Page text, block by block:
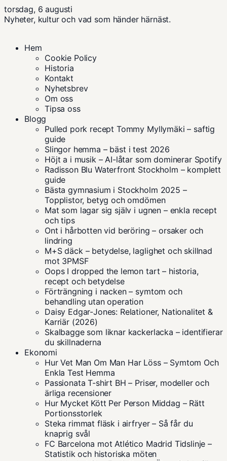
torsdag, 6 augusti
Nyheter, kultur och vad som händer härnäst.
Hem
Cookie Policy
Historia
Kontakt
Nyhetsbrev
Om oss
Tipsa oss
Blogg
Pulled pork recept Tommy Myllymäki – saftig
guide
Slingor hemma – bäst i test 2026
Höjt a i musik – AI-låtar som dominerar Spotify
Radisson Blu Waterfront Stockholm – komplett
guide
Bästa gymnasium i Stockholm 2025 –
Topplistor, betyg och omdömen
Mat som lagar sig själv i ugnen – enkla recept
och tips
Ont i hårbotten vid beröring – orsaker och
lindring
M+S däck – betydelse, laglighet och skillnad
mot 3PMSF
Oops I dropped the lemon tart – historia,
recept och betydelse
Förträngning i nacken – symtom och
behandling utan operation
Daisy Edgar-Jones: Relationer, Nationalitet &
Karriär (2026)
Skalbagge som liknar kackerlacka – identifierar
du skillnaderna
Ekonomi
Hur Vet Man Om Man Har Löss – Symtom Och
Enkla Test Hemma
Passionata T-shirt BH – Priser, modeller och
ärliga recensioner
Hur Mycket Kött Per Person Middag – Rätt
Portionsstorlek
Steka rimmat fläsk i airfryer – Så får du
knaprig svål
FC Barcelona mot Atlético Madrid Tidslinje –
Statistik och historiska möten